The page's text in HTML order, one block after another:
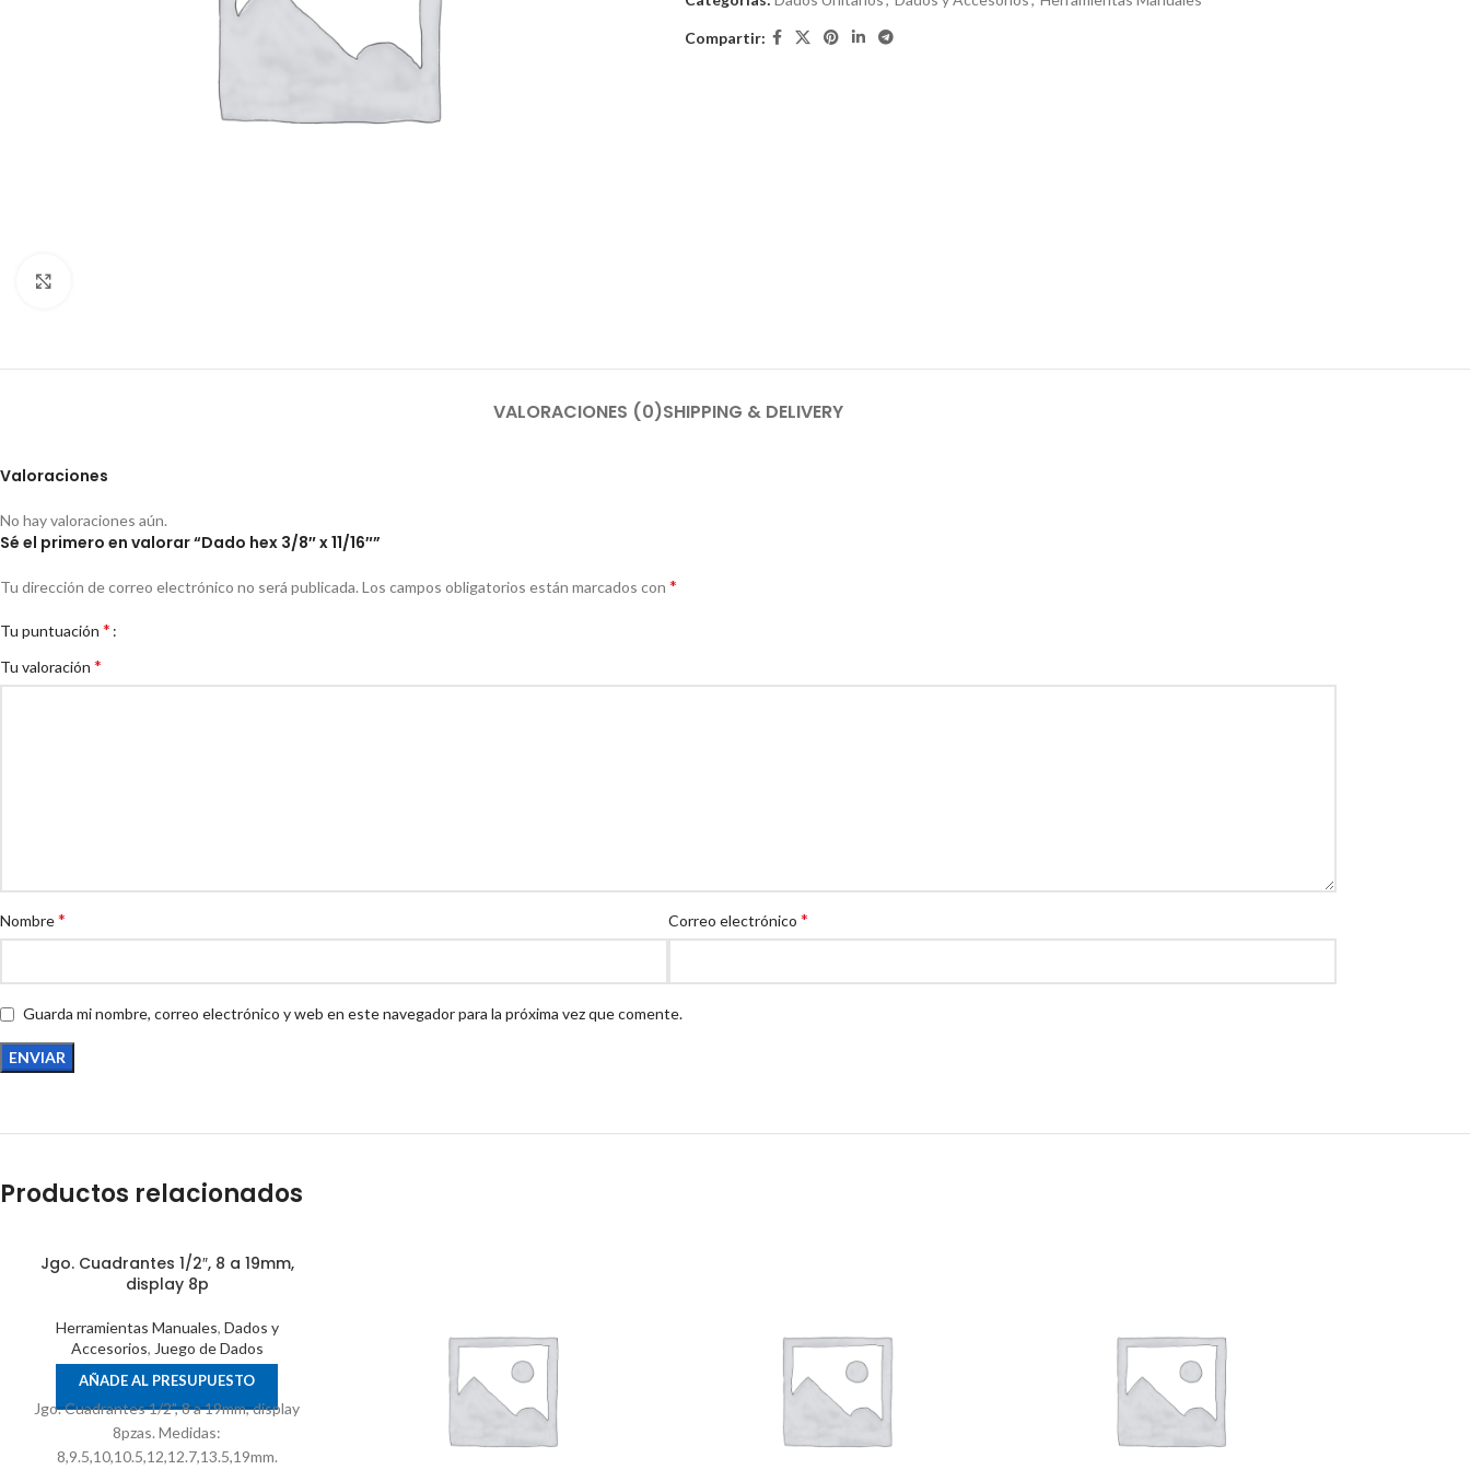
Compartir:
VALORACIONES (0)SHIPPING & DELIVERY
Valoraciones
No hay valoraciones aún.
Sé el primero en valorar “Dado hex 3/8″ x 11/16″”
Tu dirección de correo electrónico no será publicada. Los campos obligatorios están marcados con *
Tu puntuación *
Tu valoración *
Nombre* Correo electrónico *
Guarda mi nombre, correo electrónico y web en este navegador para la próxima vez que comente.
Productos relacionados
Jgo. Cuadrantes 1/2″, 8 a 19mm,
display 8p
Herramientas Manuales, Dados y
Accesorios, Juego de Dados
AÑADE AL PRESUPUESTO
Jgo. Cuadrantes 1/2", 8 a 19mm, display
8pzas. Medidas:
8,9.5,10,10.5,12,12.7,13.5,19mm.